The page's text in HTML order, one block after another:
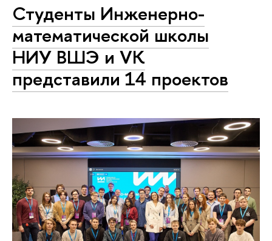
Студенты Инженерно-
математической школы
НИУ ВШЭ и VK
представили 14 проектов